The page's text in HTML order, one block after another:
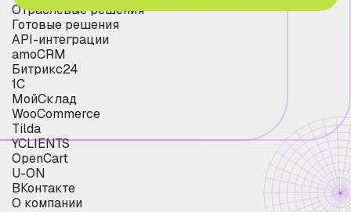
Отраслевые решения
Готовые решения
API-интеграции
amoCRM
Битрикс24
1С
МойСклад
WooCommerce
Tilda
YCLIENTS
OpenCart
U-ON
ВКонтакте
О компании